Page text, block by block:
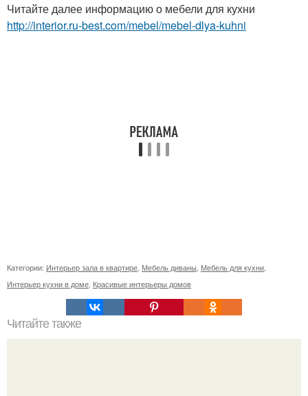
Читайте далее информацию о мебели для кухни
http://interior.ru-best.com/mebel/mebel-dlya-kuhni
Категории: Интерьер зала в квартире, Мебель диваны, Мебель для кухни,
Интерьер кухни в доме, Красивые интерьеры домов
Читайте также